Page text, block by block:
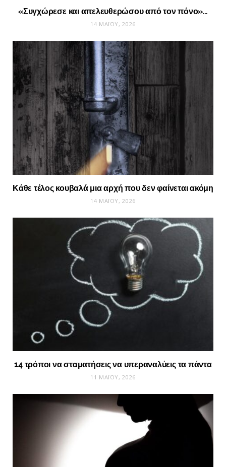
«Συγχώρεσε και απελευθερώσου από τον πόνο»…
14 ΜΑΪ́ΟΥ, 2026
Κάθε τέλος κουβαλά μια αρχή που δεν φαίνεται ακόμη
14 ΜΑΪ́ΟΥ, 2026
14 τρόποι να σταματήσεις να υπεραναλύεις τα πάντα
11 ΜΑΪ́ΟΥ, 2026